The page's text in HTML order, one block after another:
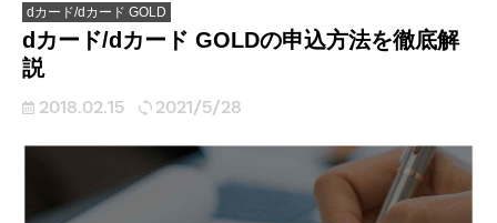
dカード/dカード GOLD
dカード/dカード GOLDの申込方法を徹底解
説
2018.02.15 2021/5/28